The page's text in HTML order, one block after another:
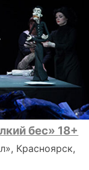
бес» 18+
Красноярск,